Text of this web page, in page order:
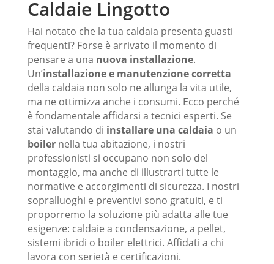
Caldaie Lingotto
Hai notato che la tua caldaia presenta guasti
frequenti? Forse è arrivato il momento di
pensare a una nuova installazione.
Un’installazione e manutenzione corretta
della caldaia non solo ne allunga la vita utile,
ma ne ottimizza anche i consumi. Ecco perché
è fondamentale affidarsi a tecnici esperti. Se
stai valutando di installare una caldaia o un
boilernella tua abitazione, i nostri
professionisti si occupano non solo del
montaggio, ma anche di illustrarti tutte le
normative e accorgimenti di sicurezza. I nostri
sopralluoghi e preventivi sono gratuiti, e ti
proporremo la soluzione più adatta alle tue
esigenze: caldaie a condensazione, a pellet,
sistemi ibridi o boiler elettrici. Affidati a chi
lavora con serietà e certificazioni.